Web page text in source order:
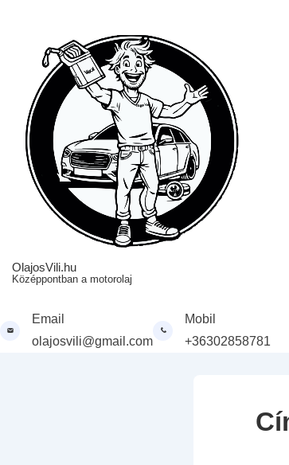
OlajosVili.hu
Középpontban a motorolaj
Email
olajosvili@gmail.com
Mobil
+36302858781